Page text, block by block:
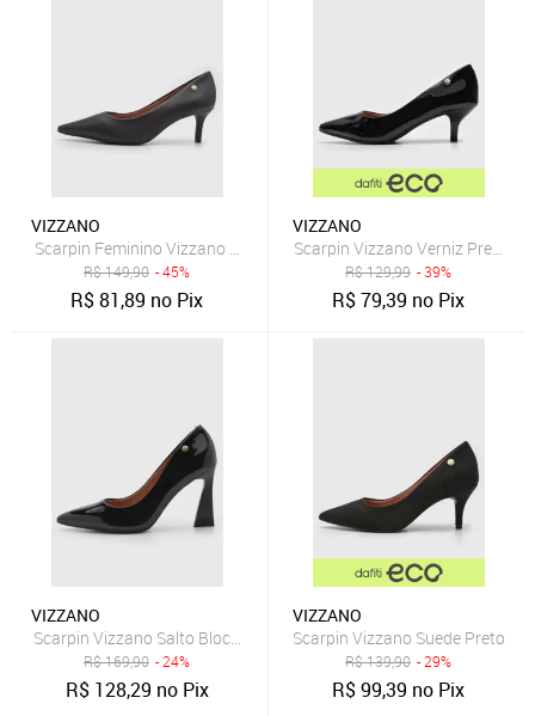
VIZZANO
Scarpin Feminino Vizzano Salto Fino Preto
R$149,90 - 45%
R$81,89 no Pix
VIZZANO
Scarpin Vizzano Verniz Preto
R$129,99 - 39%
R$79,39 no Pix
VIZZANO
Scarpin Vizzano Salto Bloco Bico Fino Preto
R$169,90 - 24%
R$ 128,29 no Pix
VIZZANO
Scarpin Vizzano Suede Preto
R$139,90 - 29%
R$99,39 no Pix